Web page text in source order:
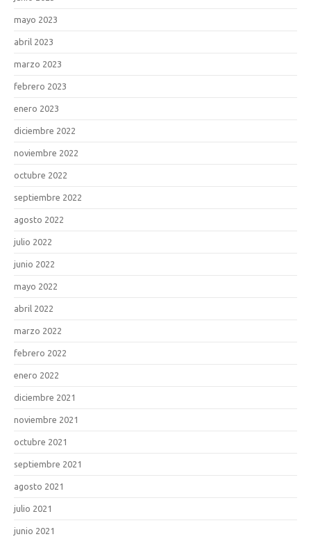
mayo 2023
abril 2023
marzo 2023
febrero 2023
enero 2023
diciembre 2022
noviembre 2022
octubre 2022
septiembre 2022
agosto 2022
julio 2022
junio 2022
mayo 2022
abril 2022
marzo 2022
febrero 2022
enero 2022
diciembre 2021
noviembre 2021
octubre 2021
septiembre 2021
agosto 2021
julio 2021
junio 2021